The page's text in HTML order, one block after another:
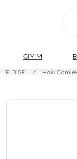
GİYİM
ELBİSE / Haki